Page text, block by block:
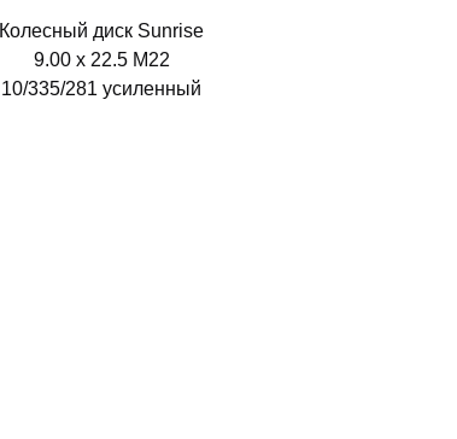
Колесный диск Sunrise
9.00 x 22.5 M22
10/335/281 усиленный